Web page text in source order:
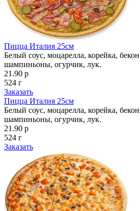
Пицца Италия 25см
Белый соус, моцарелла, корейка,
шампиньоны, огурчик, лук.
21.90 р
524 г
Заказать
Пицца Италия 25см
Белый соус, моцарелла, корейка,
шампиньоны, огурчик, лук.
21.90 р
524 г
Заказать